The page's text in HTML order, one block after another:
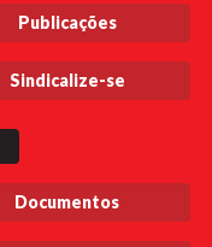
Publicações
Sindicalize-se
Documentos